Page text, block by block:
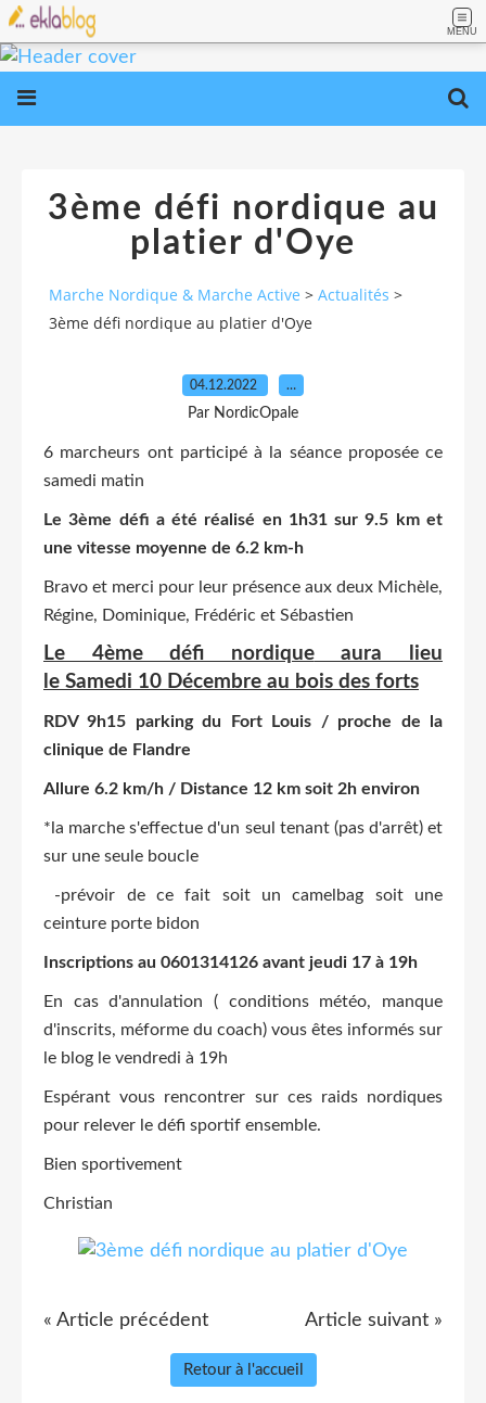
MENU
3ème défi nordique au
platier d'Oye
Marche Nordique & Marche Active > Actualités >
3ème défi nordique au platier d'Oye
04.12.2022 …
Par NordicOpale
6 marcheurs ont participé à la séance proposée ce
samedi matin
Le 3ème défi a été réalisé en 1h31 sur 9.5 km et
une vitesse moyenne de 6.2 km-h
Bravo et merci pour leur présence aux deux Michèle,
Régine, Dominique, Frédéric et Sébastien
Le 4ème défi nordiqueaura lieu
le Samedi 10 Décembre au bois des forts
RDV 9h15 parking du Fort Louis / proche de la
clinique de Flandre
Allure 6.2 km/h / Distance 12 km soit 2h environ
*la marche s'effectue d'un seul tenant (pas d'arrêt) et
sur une seule boucle
-prévoir de ce fait soit un camelbag soit une
ceinture porte bidon
Inscriptions au 0601314126 avant jeudi 17 à 19h
En cas d'annulation ( conditions météo, manque
d'inscrits, méforme du coach) vous êtes informés sur
le blog le vendredi à 19h
Espérant vous rencontrer sur ces raids nordiques
pour relever le défi sportif ensemble.
Bien sportivement
Christian
« Article précédent Article suivant »
Retour à l'accueil